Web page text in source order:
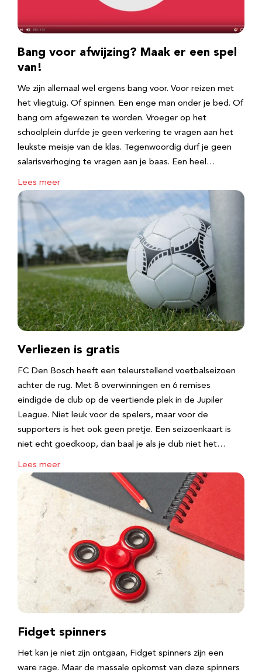
Bang voor afwijzing? Maak er een spel
van!
We zijn allemaal wel ergens bang voor. Voor reizen met
het vliegtuig. Of spinnen. Een enge man onder je bed. Of
bang om afgewezen te worden. Vroeger op het
schoolplein durfde je geen verkering te vragen aan het
leukste meisje van de klas. Tegenwoordig durf je geen
salarisverhoging te vragen aan je baas. Een heel…
Lees meer
Verliezen is gratis
FC Den Bosch heeft een teleurstellend voetbalseizoen
achter de rug. Met 8 overwinningen en 6 remises
eindigde de club op de veertiende plek in de Jupiler
League. Niet leuk voor de spelers, maar voor de
supporters is het ook geen pretje. Een seizoenkaart is
niet echt goedkoop, dan baal je als je club niet het…
Lees meer
Fidget spinners
Het kan je niet zijn ontgaan, Fidget spinners zijn een
ware rage. Maar de massale opkomst van deze spinners